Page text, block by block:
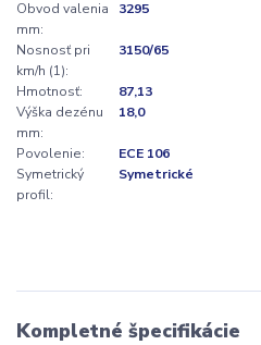
Obvod valenia
mm:
3295
Nosnosť pri
km/h (1):
3150/65
Hmotnosť:
87,13
Výška dezénu
mm:
18,0
Povolenie:
ECE 106
Symetrický
profil:
Symetrické
Kompletné špecifikácie